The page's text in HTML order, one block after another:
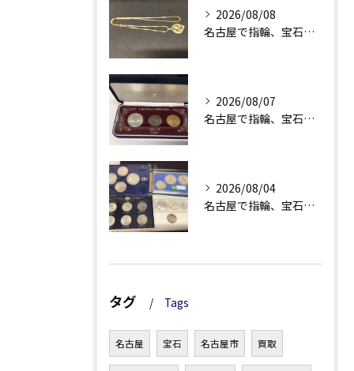
2026/08/08
名古屋で指輪、宝石買取なら当店で！！。
2026/08/07
名古屋で指輪、宝石買取なら当店で！！。
2026/08/04
名古屋で指輪、宝石買取なら当店で！！。
タグ Tags
名古屋 宝石 名古屋市 買取